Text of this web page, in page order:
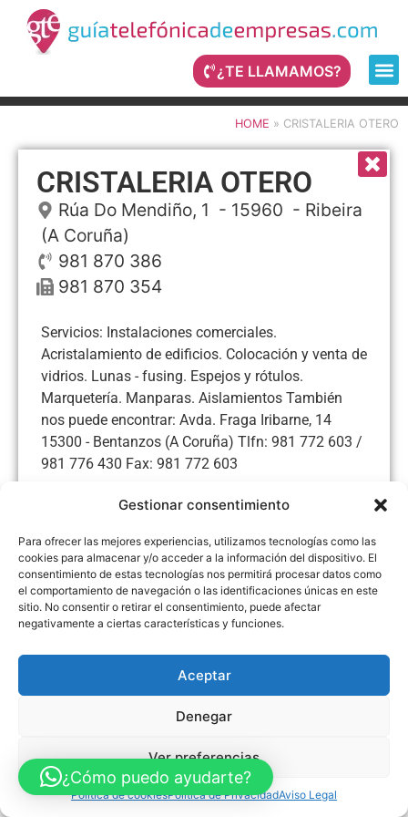
Gestionar consentimiento
Para ofrecer las mejores experiencias, utilizamos tecnologías como las
cookies para almacenar y/o acceder a la información del dispositivo. El
consentimiento de estas tecnologías nos permitirá procesar datos como
el comportamiento de navegación o las identificaciones únicas en este
sitio. No consentir o retirar el consentimiento, puede afectar
negativamente a ciertas características y funciones.
Aceptar
Denegar
Ver preferencias
Política de cookiesPolítica de PrivacidadAviso Legal
¿TE LLAMAMOS?
HOME » CRISTALERIA OTERO
CRISTALERIA OTERO
Rúa Do Mendiño, 1 - 15960 - Ribeira
(A Coruña)
981 870 386
981 870 354
Servicios: Instalaciones comerciales.
Acristalamiento de edificios. Colocación y venta de
vidrios. Lunas - fusing. Espejos y rótulos.
Marquetería. Manparas. Aislamientos También
nos puede encontrar: Avda. Fraga Iribarne, 14
15300 - Bentanzos (A Coruña) Tlfn: 981 772 603 /
981 776 430 Fax: 981 772 603
Aviso Legal Política de Privacidad Política de Cookies
Accesibilidad
Mapa web
FINANCIADO POR LA UNIÓN EUROPEA CON EL PROGRAMA KIT
DIGITAL POR LOS FONDOS NEXT GENERATION (EU) DEL
MECANISMO DE RECUPERACIÓN Y RESILENCIA
¿Cómo puedo ayudarte?